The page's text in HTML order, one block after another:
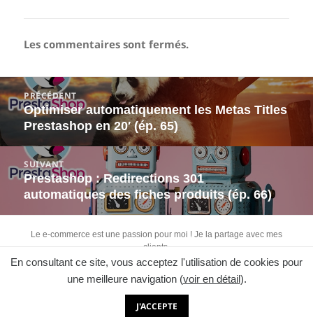
En consultant ce site, vous acceptez l'utilisation de cookies pour
une meilleure navigation (voir en détail).
J'ACCEPTE
Les commentaires sont fermés.
Navigation
de
l’article
PRÉCÉDENT
Article
précédent :
Optimiser automatiquement les Metas Titles
Prestashop en 20′ (ép. 65)
SUIVANT
Article
suivant :
Prestashop : Redirections 301
automatiques des fiches produits (ép. 66)
Le e-commerce est une passion pour moi ! Je la partage avec mes
clients.
Retrouvez-moi sur :